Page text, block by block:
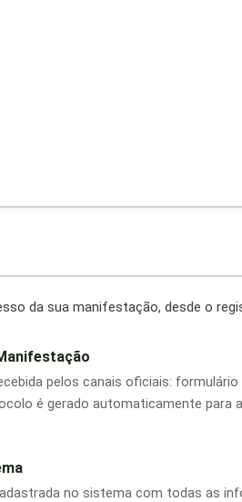
da sua manifestação, desde o
pelos canais oficiais:
é gerado automaticamente para
no sistema com todas as